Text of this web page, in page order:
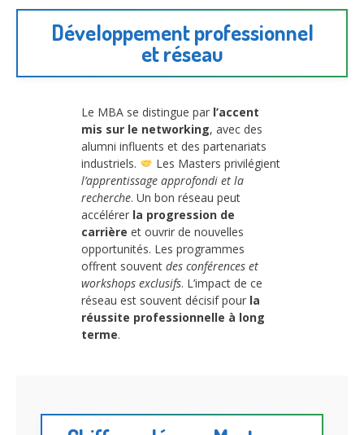
Développement professionnel
et réseau
Le MBA se distingue par l’accent
mis sur le networking, avec des
alumni influents et des partenariats
industriels.
Les Masters privilégient
l’apprentissage approfondi et la
recherche. Un bon réseau peut
accélérer la progression de
carrière et ouvrir de nouvelles
opportunités. Les programmes
offrent souvent des conférences et
workshops exclusifs. L’impact de ce
réseau est souvent décisif pour la
réussite professionnelle à long
terme.